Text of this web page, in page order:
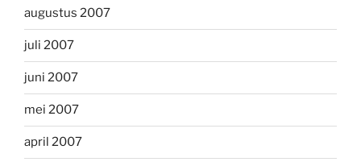
augustus 2007
juli 2007
juni 2007
mei 2007
april 2007